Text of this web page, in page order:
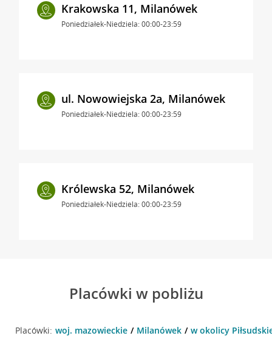
Krakowska 11, Milanówek
Poniedziałek-Niedziela: 00:00-23:59
ul. Nowowiejska 2a, Milanówek
Poniedziałek-Niedziela: 00:00-23:59
Królewska 52, Milanówek
Poniedziałek-Niedziela: 00:00-23:59
Placówki w pobliżu
Placówki: woj. mazowieckie Milanówek w okolicy